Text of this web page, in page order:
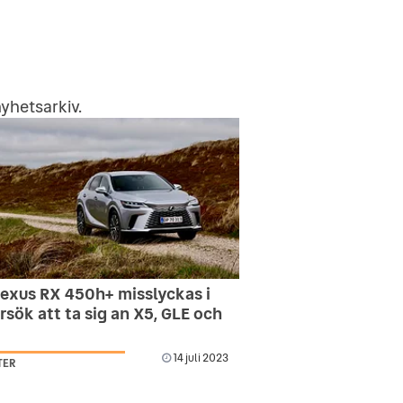
.
RX 450h+ misslyckas i
att ta sig an X5, GLE och
14 juli 2023